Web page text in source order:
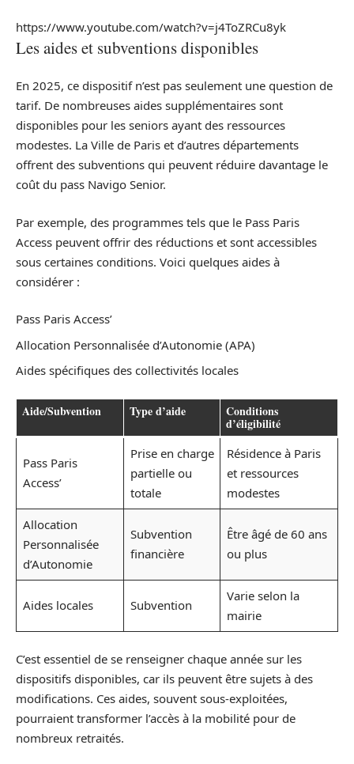
https://www.youtube.com/watch?v=j4ToZRCu8yk
Les aides et subventions disponibles
En 2025, ce dispositif n’est pas seulement une question de
tarif. De nombreuses aides supplémentaires sont
disponibles pour les seniors ayant des ressources
modestes. La Ville de Paris et d’autres départements
offrent des subventions qui peuvent réduire davantage le
coût du pass Navigo Senior.
Par exemple, des programmes tels que le Pass Paris
Access peuvent offrir des réductions et sont accessibles
sous certaines conditions. Voici quelques aides à
considérer :
Pass Paris Access’
Allocation Personnalisée d’Autonomie (APA)
Aides spécifiques des collectivités locales
Aide/Subvention Type d’aide Conditions
d’éligibilité
Pass Paris
Access’
Prise en charge
partielle ou
totale
Résidence à Paris
et ressources
modestes
Allocation
Personnalisée
d’Autonomie
Subvention
financière
Être âgé de 60 ans
ou plus
Aides locales Subvention
Varie selon la
mairie
C’est essentiel de se renseigner chaque année sur les
dispositifs disponibles, car ils peuvent être sujets à des
modifications. Ces aides, souvent sous-exploitées,
pourraient transformer l’accès à la mobilité pour de
nombreux retraités.